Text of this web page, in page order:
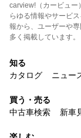
carview!（カービュー
らゆる情報やサービ
報から、ユーザーや
多く掲載しています。
知る
カタログ
ニュー
買う・売る
中古車検索
新車